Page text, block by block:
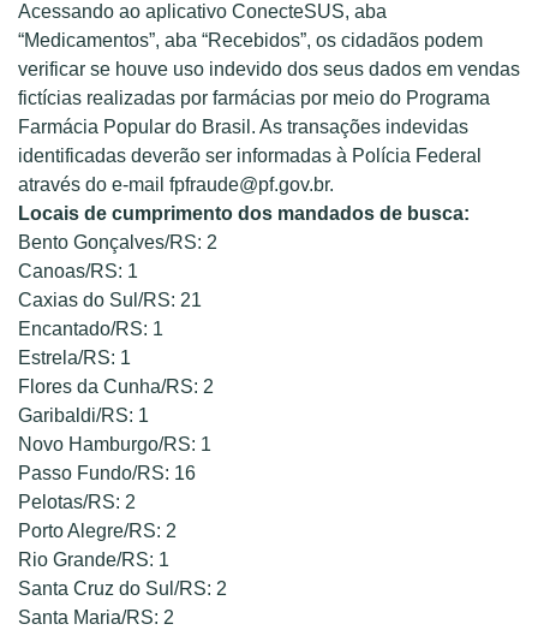
Acessando ao aplicativo ConecteSUS, aba
“Medicamentos”, aba “Recebidos”, os cidadãos podem
verificar se houve uso indevido dos seus dados em vendas
fictícias realizadas por farmácias por meio do Programa
Farmácia Popular do Brasil. As transações indevidas
identificadas deverão ser informadas à Polícia Federal
através do e-mail fpfraude@pf.gov.br.
Locais de cumprimento dos mandados de busca:
Bento Gonçalves/RS: 2
Canoas/RS: 1
Caxias do Sul/RS: 21
Encantado/RS: 1
Estrela/RS: 1
Flores da Cunha/RS: 2
Garibaldi/RS: 1
Novo Hamburgo/RS: 1
Passo Fundo/RS: 16
Pelotas/RS: 2
Porto Alegre/RS: 2
Rio Grande/RS: 1
Santa Cruz do Sul/RS: 2
Santa Maria/RS: 2